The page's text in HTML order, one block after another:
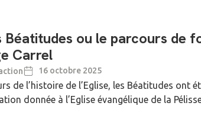
Béatitudes ou le parcours de
Carrel
16 octobre 2025
de l’histoire de l’Eglise, les Béatitudes ont
donnée à l’Eglise évangélique de la